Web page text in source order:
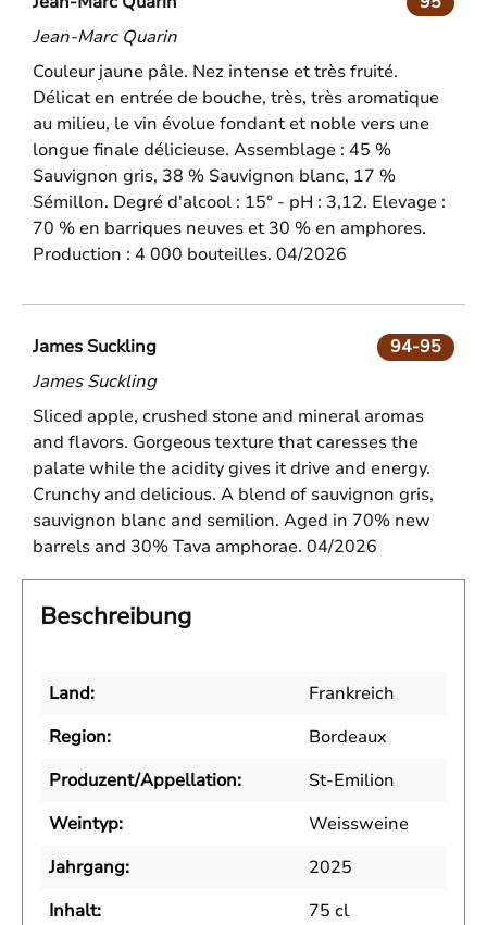
Jean-Marc Quarin
Couleur jaune pâle. Nez intense et très fruité.
Délicat en entrée de bouche, très, très aromatique
au milieu, le vin évolue fondant et noble vers une
longue finale délicieuse. Assemblage : 45 %
Sauvignon gris, 38 % Sauvignon blanc, 17 %
Sémillon. Degré d'alcool : 15° - pH : 3,12. Elevage :
70 % en barriques neuves et 30 % en amphores.
Production : 4 000 bouteilles. 04/2026
94-95
James Suckling
James Suckling
Sliced apple, crushed stone and mineral aromas
and flavors. Gorgeous texture that caresses the
palate while the acidity gives it drive and energy.
Crunchy and delicious. A blend of sauvignon gris,
sauvignon blanc and semilion. Aged in 70% new
barrels and 30% Tava amphorae. 04/2026
Beschreibung
Land:
Frankreich
Region:
Bordeaux
Produzent/Appellation:
St-Emilion
Weintyp:
Weissweine
Jahrgang:
2025
Inhalt:
75 cl